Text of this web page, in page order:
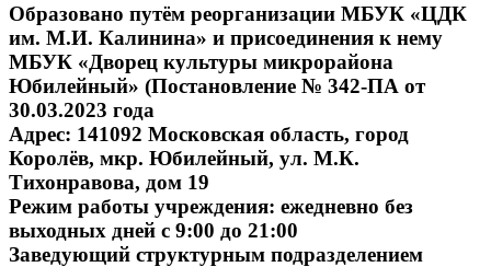
Образовано путём реорганизации МБУК «ЦДК
им. М.И. Калинина» и присоединения к нему
МБУК «Дворец культуры микрорайона
Юбилейный» (Постановление № 342-ПА от
30.03.2023 года
Адрес: 141092 Московская область, город
Королёв, мкр. Юбилейный, ул. М.К.
Тихонравова, дом 19
Режим работы учреждения: ежедневно без
выходных дней с 9:00 до 21:00
Заведующий структурным подразделением